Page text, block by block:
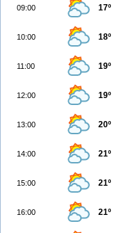
09:00 17º
10:00 18º
11:00 19º
12:00 19º
13:00 20º
14:00 21º
15:00 21º
16:00 21º